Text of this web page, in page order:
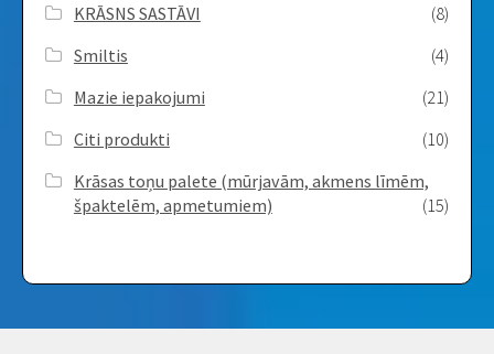
KRĀSNS SASTĀVI
(8)
Smiltis
(4)
Mazie iepakojumi
(21)
Citi produkti
(10)
Krāsas toņu palete (mūrjavām, akmens līmēm,
špaktelēm, apmetumiem)
(15)